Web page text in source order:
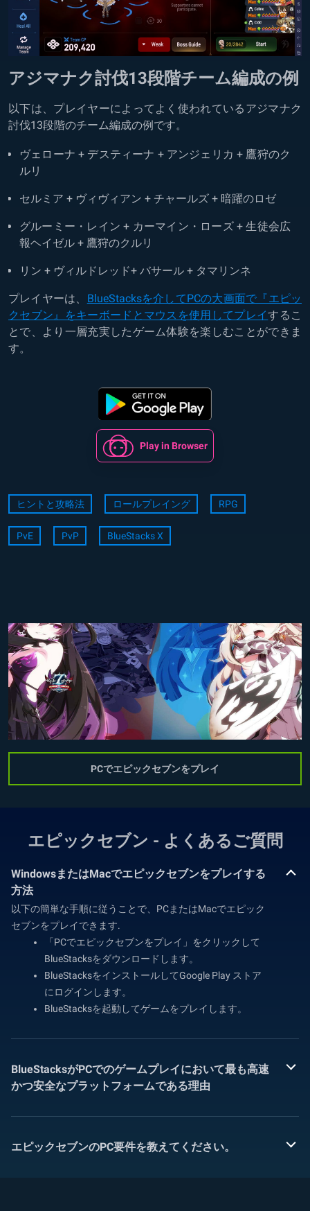
アジマナク討伐13段階チーム編成の例
以下は、プレイヤーによってよく使われているアジマナク
討伐13段階のチーム編成の例です。
ヴェローナ + デスティーナ + アンジェリカ + 鷹狩のク
ルリ
セルミア + ヴィヴィアン + チャールズ + 暗躍のロゼ
グルーミー・レイン + カーマイン・ローズ + 生徒会広
報ヘイゼル + 鷹狩のクルリ
リン + ヴィルドレッド+ バサール + タマリンネ
プレイヤーは、 BlueStacksを介してPCの大画面で『エピッ
クセブン』をキーボードとマウスを使用してプレイするこ
とで、より一層充実したゲーム体験を楽しむことができま
す。
Play in Browser
ヒントと攻略法 ロールプレイング RPG
PvE PvP BlueStacks X
PCでエピックセブンをプレイ
エピックセブン - よくあるご質問
WindowsまたはMacでエピックセブンをプレイする
方法
以下の簡単な手順に従うことで、PCまたはMacでエピック
セブンをプレイできます.
「PCでエピックセブンをプレイ」をクリックして
BlueStacksをダウンロードします。
BlueStacksをインストールしてGoogle Play ストア
にログインします。
BlueStacksを起動してゲームをプレイします。
BlueStacksがPCでのゲームプレイにおいて最も高速
かつ安全なプラットフォームである理由
エピックセブンのPC要件を教えてください。